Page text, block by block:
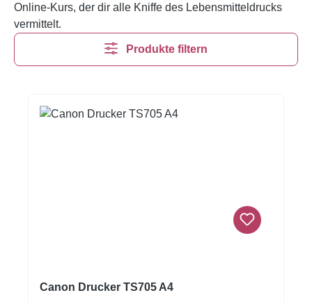
Online-Kurs, der dir alle Kniffe des Lebensmitteldrucks
vermittelt.
Produkte filtern
Canon Drucker TS705 A4